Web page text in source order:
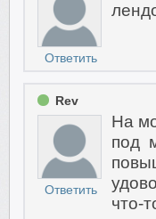
Ответить
Rev
Ответить
На
под
что-